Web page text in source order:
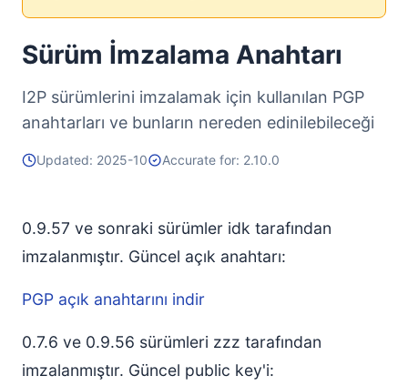
Sürüm İmzalama Anahtarı
I2P sürümlerini imzalamak için kullanılan PGP
anahtarları ve bunların nereden edinilebileceği
Updated: 2025-10 Accurate for: 2.10.0
0.9.57 ve sonraki sürümler idk tarafından
imzalanmıştır. Güncel açık anahtarı:
PGP açık anahtarını indir
0.7.6 ve 0.9.56 sürümleri zzz tarafından
imzalanmıştır. Güncel public key'i: